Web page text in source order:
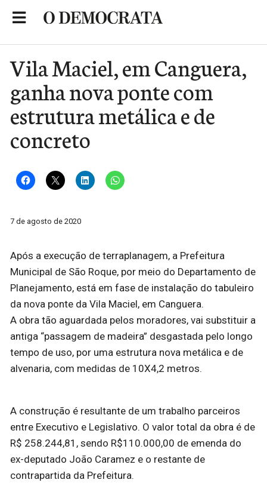
Vila Maciel, em Canguera,
ganha nova ponte com
estrutura metálica e de
concreto
7 de agosto de 2020
Após a execução de terraplanagem, a Prefeitura
Municipal de São Roque, por meio do Departamento de
Planejamento, está em fase de instalação do tabuleiro
da nova ponte da Vila Maciel, em Canguera.
A obra tão aguardada pelos moradores, vai substituir a
antiga “passagem de madeira” desgastada pelo longo
tempo de uso, por uma estrutura nova metálica e de
alvenaria, com medidas de 10X4,2 metros.
A construção é resultante de um trabalho parceiros
entre Executivo e Legislativo. O valor total da obra é de
R$ 258.244,81, sendo R$110.000,00 de emenda do
ex-deputado João Caramez e o restante de
contrapartida da Prefeitura.